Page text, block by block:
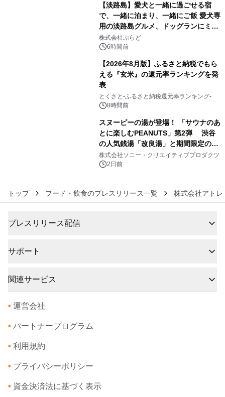
【淡路島】愛犬と一緒に過ごせる宿
で、一緒に泊まり、一緒にご飯 愛犬専
用の淡路島グルメ、ドッグランにミニ
プール グランピングとトレーラーハウ
スの2施設で
株式会社ぷらど
6時間前
【2026年8月版】ふるさと納税でもら
える『玄米』の還元率ランキングを発
表
とくさと-ふるさと納税還元率ランキング-
8時間前
スヌーピーの湯が登場！ 「サウナのあ
とに楽しむPEANUTS」第2弾 渋谷
の人気銭湯「改良湯」と期間限定のコ
ラボレーション サウナイキタイコラ
ボグッズも発売決定！
株式会社ソニー・クリエイティブプロダクツ
2日前
トップ フード・飲食のプレスリリース一覧 株式会社アト
プレスリリース配信
サポート
関連サービス
• 運営会社
• パートナープログラム
• 利用規約
• プライバシーポリシー
• 資金決済法に基づく表示